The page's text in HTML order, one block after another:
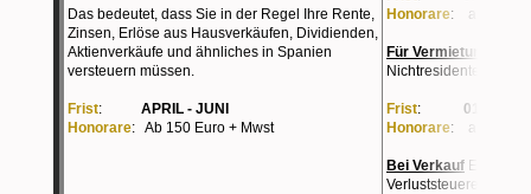
Das bedeutet, dass Sie in der Regel Ihre Rente,
Zinsen, Erlöse aus Hausverkäufen, Dividienden,
Aktienverkäufe und ähnliches in Spanien
versteuern müssen.
Frist: APRIL - JUNI
Honorare: Ab 150 Euro + Mwst
Honorare: ab 75
Für Vermietung
Frist: 01-15
Honorare: ab 350
Bei Verkauf